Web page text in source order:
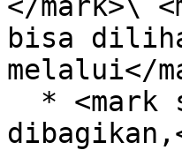
bisa
melalui</